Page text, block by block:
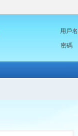
用戶名
密碼